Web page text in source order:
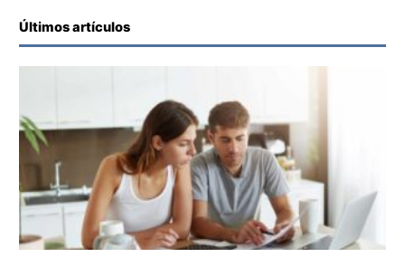
Últimos artículos